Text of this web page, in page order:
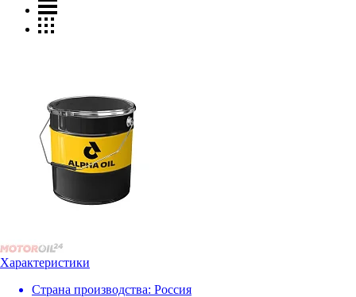
Характеристики
Страна производства: Россия